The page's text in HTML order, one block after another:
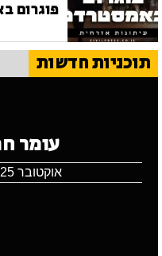
פוגרום
תוכניות חדשות
עומר
אוקטובר 25, 2024